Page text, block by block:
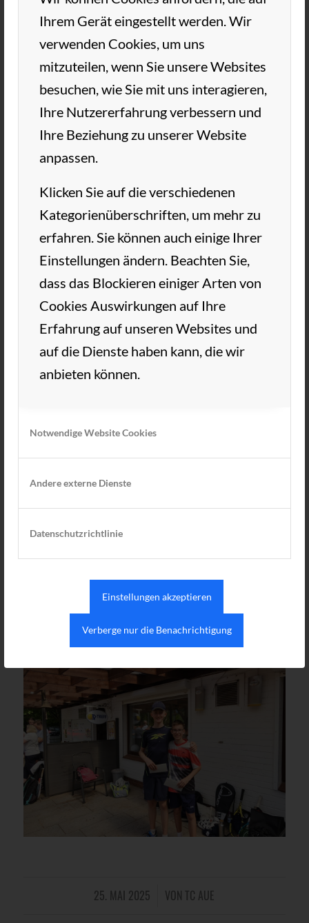
Ihrem Gerät eingestellt werden. Wir
verwenden Cookies, um uns
mitzuteilen, wenn Sie unsere Websites
besuchen, wie Sie mit uns interagieren,
Ihre Nutzererfahrung verbessern und
Ihre Beziehung zu unserer Website
anpassen.
Klicken Sie auf die verschiedenen
Kategorienüberschriften, um mehr zu
erfahren. Sie können auch einige Ihrer
Einstellungen ändern. Beachten Sie,
dass das Blockieren einiger Arten von
Cookies Auswirkungen auf Ihre
Erfahrung auf unseren Websites und
auf die Dienste haben kann, die wir
anbieten können.
Notwendige Website Cookies
Andere externe Dienste
Datenschutzrichtlinie
Einstellungen akzeptieren
Verberge nur die Benachrichtigung
25. MAI 2025
/ VON TC AUE